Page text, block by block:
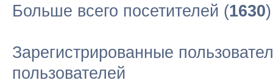
Больше всего посетителей (1630
Зарегистрированные
пользователей